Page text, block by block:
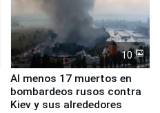
10
Al menos 17 muertos en
bombardeos rusos contra
Kiev y sus alrededores